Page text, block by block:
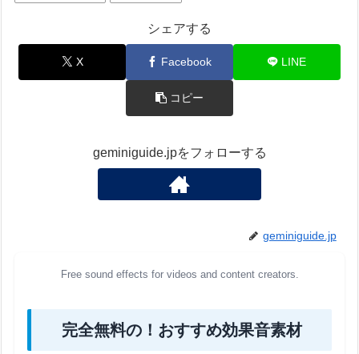
シェアする
X Facebook LINE
コピー
geminiguide.jpをフォローする
geminiguide.jp
Free sound effects for videos and content creators.
完全無料の！おすすめ効果音素材